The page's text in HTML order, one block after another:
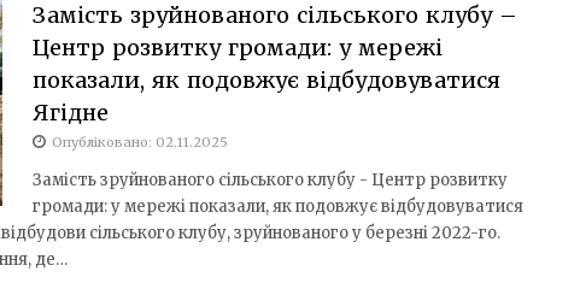
Замість зруйнованого сільського клубу –
Центр розвитку громади: у мережі
показали, як подовжує відбудовуватися
Ягідне
Опубліковано: 02.11.2025
Замість зруйнованого сільського клубу - Центр розвитку
громади: у мережі показали, як подовжує відбудовуватися
сільського клубу, зруйнованого у березні 2022-го.
де…